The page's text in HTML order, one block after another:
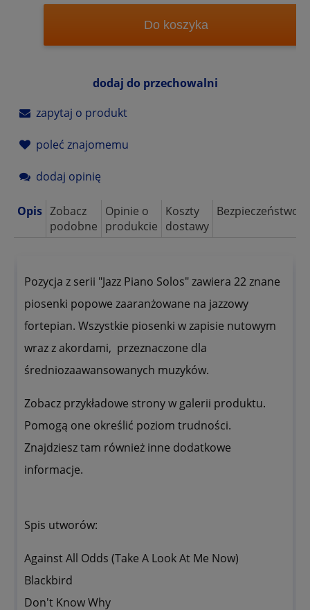
Do koszyka
dodaj do przechowalni
zapytaj o produkt
poleć znajomemu
dodaj opinię
Opis Zobacz
podobne
Opinie o
produkcie
Koszty
dostawy
Bezpieczeństwo
Pozycja z serii "Jazz Piano Solos" zawiera 22 znane
piosenki popowe zaaranżowane na jazzowy
fortepian. Wszystkie piosenki w zapisie nutowym
wraz z akordami, przeznaczone dla
średniozaawansowanych muzyków.
Zobacz przykładowe strony w galerii produktu.
Pomogą one określić poziom trudności.
Znajdziesz tam również inne dodatkowe
informacje.
Spis utworów:
Against All Odds (Take A Look At Me Now)
Blackbird
Don't Know Why